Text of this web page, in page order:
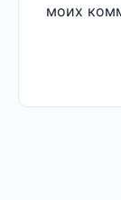
моих